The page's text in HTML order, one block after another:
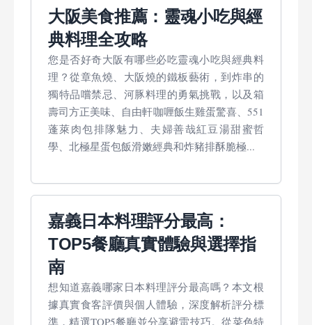
大阪美食推薦：靈魂小吃與經
典料理全攻略
您是否好奇大阪有哪些必吃靈魂小吃與經典料
理？從章魚燒、大阪燒的鐵板藝術，到炸串的
獨特品嚐禁忌、河豚料理的勇氣挑戰，以及箱
壽司方正美味、自由軒咖喱飯生雞蛋驚喜、551
蓬萊肉包排隊魅力、夫婦善哉紅豆湯甜蜜哲
學、北極星蛋包飯滑嫩經典和炸豬排酥脆極...
嘉義日本料理評分最高：
TOP5餐廳真實體驗與選擇指
南
想知道嘉義哪家日本料理評分最高嗎？本文根
據真實食客評價與個人體驗，深度解析評分標
準，精選TOP5餐廳並分享避雷技巧。從菜色特